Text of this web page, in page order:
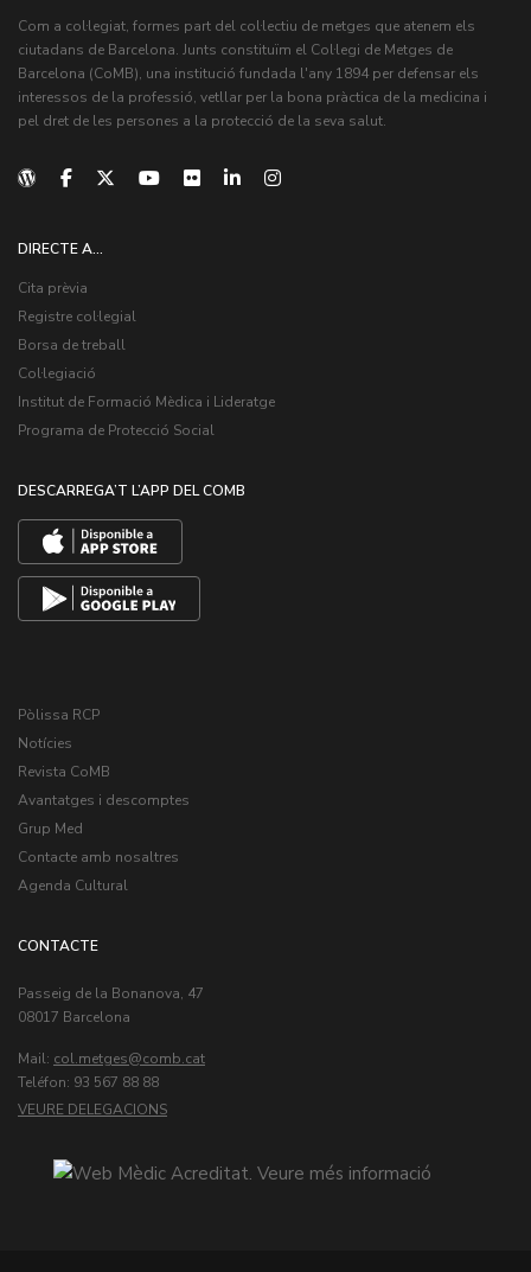
Com a col·legiat, formes part del col·lectiu de metges que atenem els
ciutadans de Barcelona. Junts constituïm el Col·legi de Metges de
Barcelona (CoMB), una institució fundada l'any 1894 per defensar els
interessos de la professió, vetllar per la bona pràctica de la medicina i
pel dret de les persones a la protecció de la seva salut.
DIRECTE A...
Cita prèvia
Registre col·legial
Borsa de treball
Col·legiació
Institut de Formació Mèdica i Lideratge
Programa de Protecció Social
DESCARREGA’T L’APP DEL COMB
Pòlissa RCP
Notícies
Revista CoMB
Avantatges i descomptes
Grup Med
Contacte amb nosaltres
Agenda Cultural
CONTACTE
Passeig de la Bonanova, 47
08017 Barcelona
Mail: col.metges
Teléfon: 93 567 88 88
VEURE DELEGACIONS